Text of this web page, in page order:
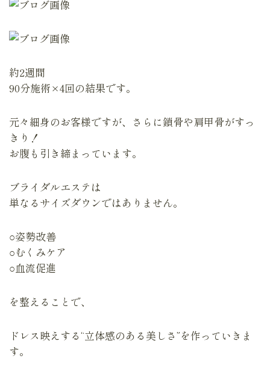
約2週間
90分施術×4回の結果です。
元々細身のお客様ですが、さらに鎖骨や肩甲骨がすっ
きり！
お腹も引き締まっています。
ブライダルエステは
単なるサイズダウンではありません。
○姿勢改善
○むくみケア
○血流促進
を整えることで、
ドレス映えする“立体感のある美しさ”を作っていきま
す。